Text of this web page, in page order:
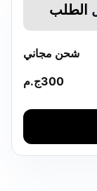
الطلب
شحن مجاني
300ج.م